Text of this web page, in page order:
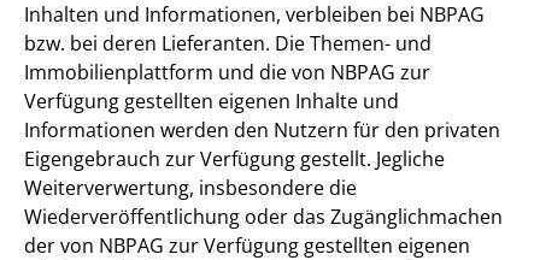
Inhalten und Informationen, verbleiben bei NBPAG
bzw. bei deren Lieferanten. Die Themen- und
Immobilienplattform und die von NBPAG zur
Verfügung gestellten eigenen Inhalte und
Informationen werden den Nutzern für den privaten
Eigengebrauch zur Verfügung gestellt. Jegliche
Weiterverwertung, insbesondere die
Wiederveröffentlichung oder das Zugänglichmachen
der von NBPAG zur Verfügung gestellten eigenen